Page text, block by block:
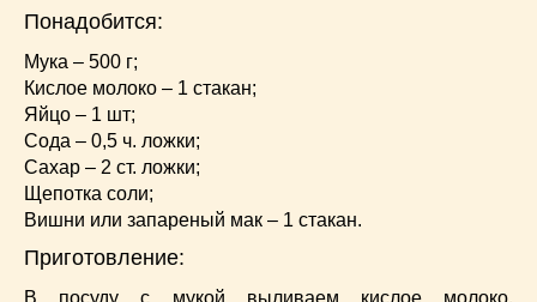
Понадобится:
Мука – 500 г;
Кислое молоко – 1 стакан;
Яйцо – 1 шт;
Сода – 0,5 ч. ложки;
Сахар – 2 ст. ложки;
Щепотка соли;
Вишни или запареный мак – 1 стакан.
Приготовление:
В посуду с мукой выливаем кислое молоко,